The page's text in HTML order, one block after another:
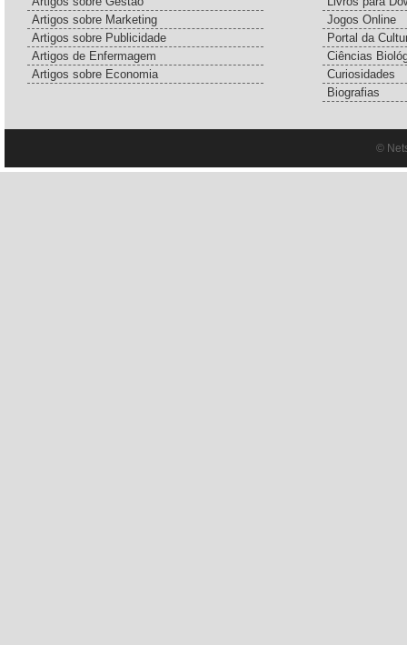
Artigos sobre Marketing
Artigos sobre Publicidade
Artigos de Enfermagem
Artigos sobre Economia
Jogos Online
Portal da
Ciências
Curiosidades
Biografias
©